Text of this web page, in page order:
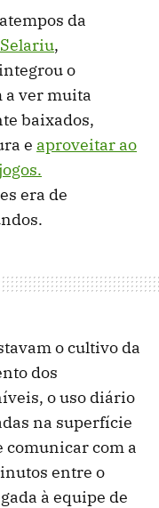
da
,
o
a ver muita
baixados,
e aproveitar ao
era de
o cultivo da
dos
o uso diário
na superfície
comunicar com a
entre o
à equipe de